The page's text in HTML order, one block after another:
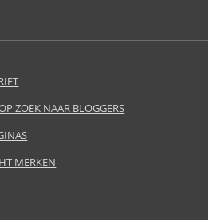
ZOEK NAAR BLOGGERS
MERKEN